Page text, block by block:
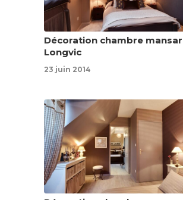
Décoration chambre
Longvic
23 juin 2014